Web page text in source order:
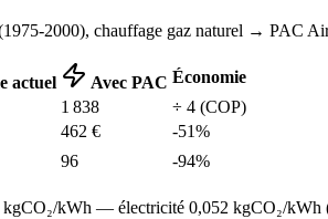
1975-2000), chauffage gaz naturel → PAC
actuel Avec PAC Économie
1 838 ÷ 4 (COP)
462 € -51%
96 -94%
kgCO₂/kWh — électricité 0,052 kgCO₂/kWh